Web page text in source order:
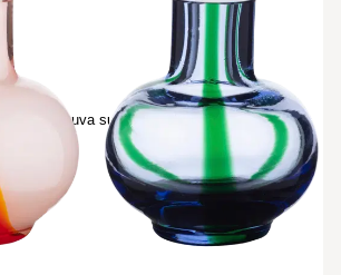
Avaa tuotekuva suurennettuna